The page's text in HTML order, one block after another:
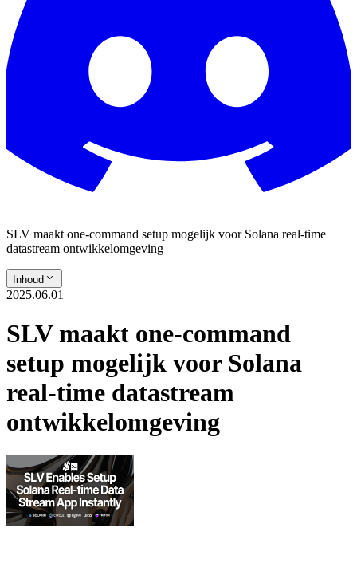
SLV maakt one-command setup mogelijk voor Solana real-time
datastream ontwikkelomgeving
Inhoud
2025.06.01
SLV maakt one-command
setup mogelijk voor Solana
real-time datastream
ontwikkelomgeving